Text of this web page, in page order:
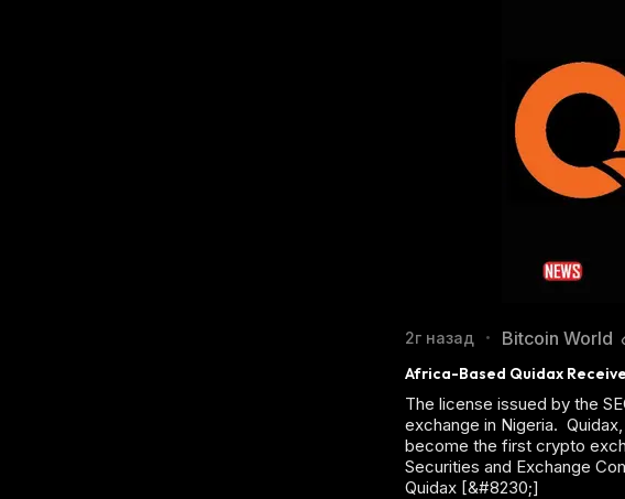
2г назад • Bitcoin World
Africa-Based Quidax
The license issued by the
exchange in Nigeria.
become the first crypto
Securities and Exchange
Quidax [&#8230;]